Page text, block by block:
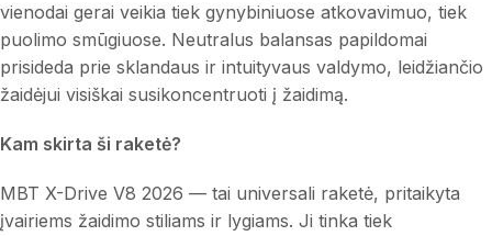
vienodai gerai veikia tiek gynybiniuose atkovavimuo, tiek
puolimo smūgiuose. Neutralus balansas papildomai
prisideda prie sklandaus ir intuityvaus valdymo, leidžiančio
žaidėjui visiškai susikoncentruoti į žaidimą.
Kam skirta ši raketė?
MBT X-Drive V8 2026 — tai universali raketė, pritaikyta
įvairiems žaidimo stiliams ir lygiams. Ji tinka tiek